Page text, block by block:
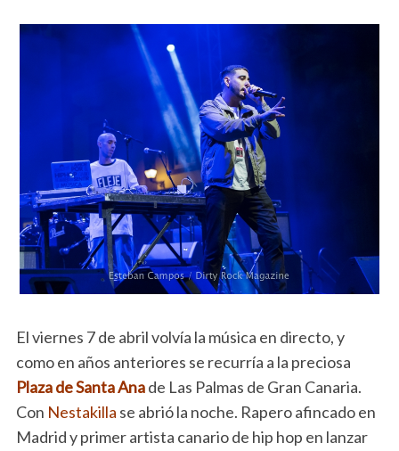
El viernes 7 de abril volvía la música en directo, y
como en años anteriores se recurría a la preciosa
Plaza de Santa Anade Las Palmas de Gran Canaria.
Con Nestakilla se abrió la noche. Rapero afincado en
Madrid y primer artista canario de hip hop en lanzar